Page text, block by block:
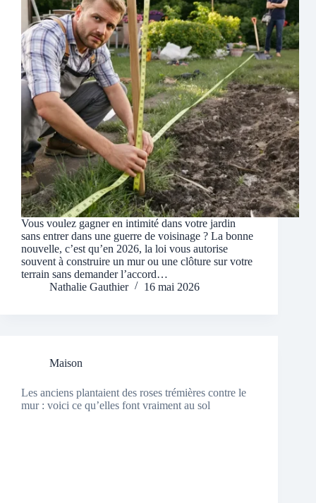
Vous voulez gagner en intimité dans votre jardin
sans entrer dans une guerre de voisinage ? La bonne
nouvelle, c’est qu’en 2026, la loi vous autorise
souvent à construire un mur ou une clôture sur votre
terrain sans demander l’accord…
Nathalie Gauthier
16 mai 2026
Maison
Les anciens plantaient des roses trémières contre le
mur : voici ce qu’elles font vraiment au sol